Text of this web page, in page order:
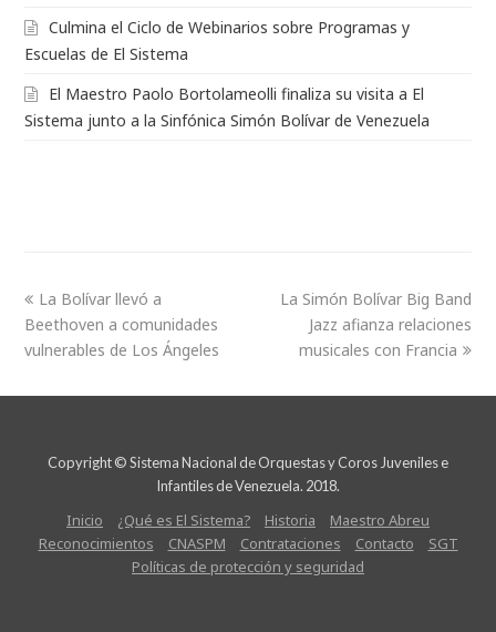
Culmina el Ciclo de Webinarios sobre Programas y
Escuelas de El Sistema
El Maestro Paolo Bortolameolli finaliza su visita a El
Sistema junto a la Sinfónica Simón Bolívar de Venezuela
La Bolívar llevó a
Beethoven a comunidades
vulnerables de Los Ángeles
La Simón Bolívar Big Band
Jazz afianza relaciones
musicales con Francia
Copyright © Sistema Nacional de Orquestas y Coros Juveniles e
Infantiles de Venezuela. 2018.
Inicio ¿Qué es El Sistema? Historia
Maestro Abreu
Reconocimientos
CNASPM Contrataciones Contacto
SGT
Políticas de protección y seguridad